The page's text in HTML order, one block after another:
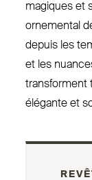
magiques et
ornemental
depuis les
et les
trans­forment
élégante et